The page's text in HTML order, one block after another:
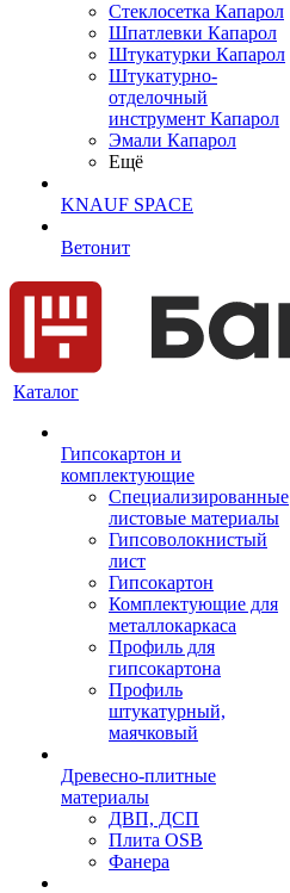
Cтеклосетка Капарол
Шпатлевки Капарол
Штукатурки Капарол
Штукатурно-
отделочный
инструмент Капарол
Эмали Капарол
Ещё
KNAUF SPACE
Ветонит
Каталог
Гипсокартон и
комплектующие
Специализированные
листовые материалы
Гипсоволокнистый
лист
Гипсокартон
Комплектующие для
металлокаркаса
Профиль для
гипсокартона
Профиль
штукатурный,
маячковый
Древесно-плитные
материалы
ДВП, ДСП
Плита OSB
Фанера